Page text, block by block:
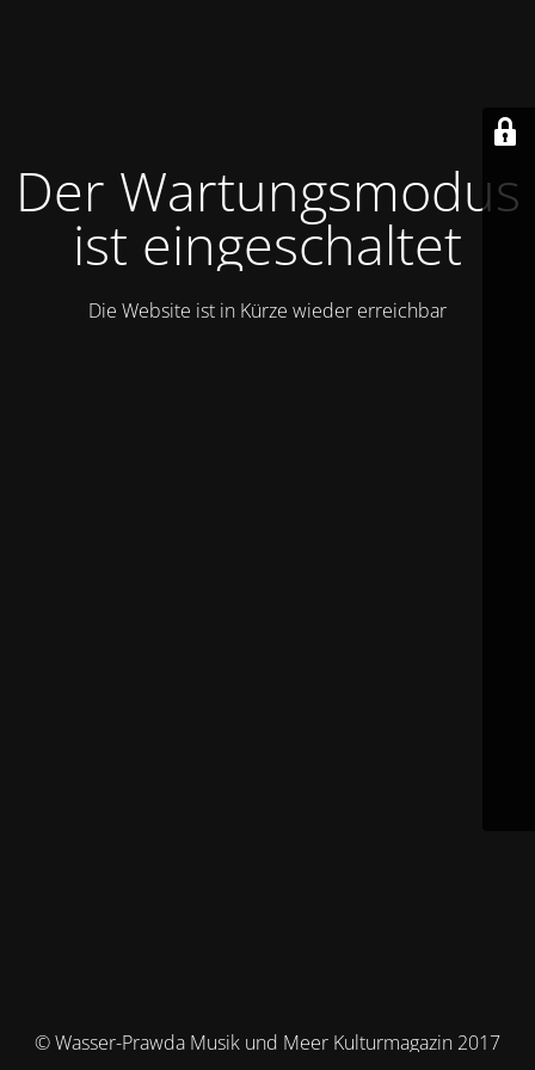
Der Wartungsmodus
ist eingeschaltet
Die Website ist in Kürze wieder erreichbar
© Wasser-Prawda Musik und Meer Kulturmagazin 2017